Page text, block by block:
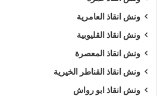
ونش انقاذ العامرية
ونش انقاذ القليوبية
ونش انقاذ المعصرة
ونش انقاذ القناطر الخيرية
ونش انقاذ ابو رواش